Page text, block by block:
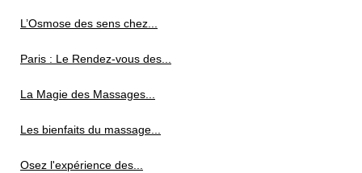
L’Osmose des sens chez...
Paris : Le Rendez-vous des...
La Magie des Massages...
Les bienfaits du massage...
Osez l'expérience des...